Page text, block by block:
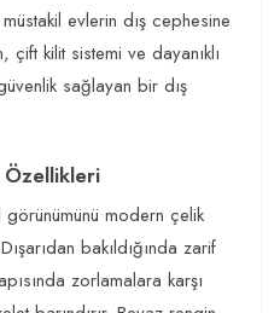
evlerin dış cephesine
kilit sistemi ve dayanıklı
sağlayan bir dış
Özellikleri
modern çelik
bakıldığında zarif
zorlamalara karşı